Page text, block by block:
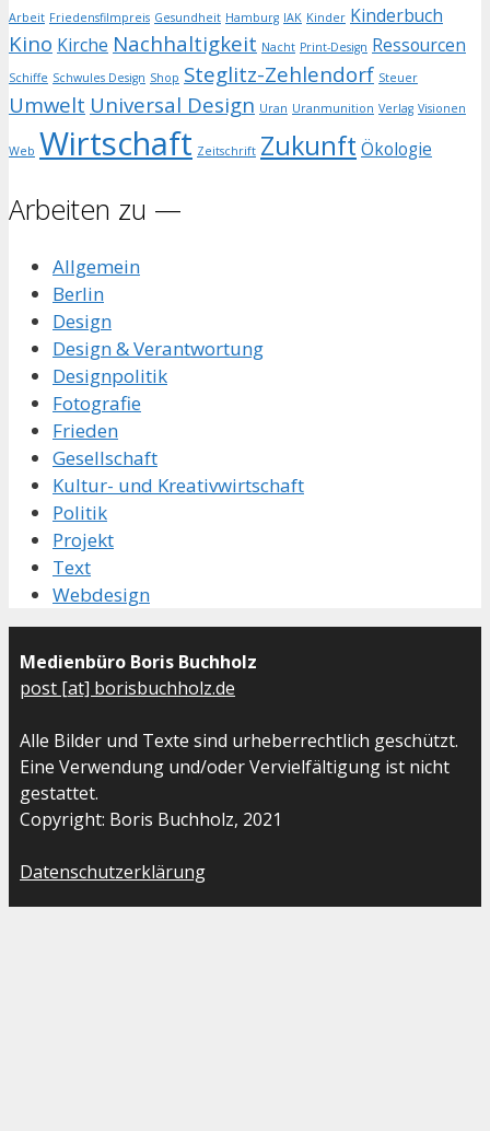
Arbeit Friedensfilmpreis Gesundheit Hamburg IAK Kinder Kinderbuch
Kino Kirche Nachhaltigkeit Nacht Print-Design Ressourcen
Schiffe Schwules Design Shop Steglitz-Zehlendorf Steuer
Umwelt Universal Design Uran Uranmunition Verlag Visionen
Web Wirtschaft Zeitschrift Zukunft Ökologie
Arbeiten zu —
Allgemein
Berlin
Design
Design & Verantwortung
Designpolitik
Fotografie
Frieden
Gesellschaft
Kultur- und Kreativwirtschaft
Politik
Projekt
Text
Webdesign
Medienbüro Boris Buchholz
post [at] borisbuchholz.de
Alle Bilder und Texte sind urheberrechtlich geschützt.
Eine Verwendung und/oder Vervielfältigung ist nicht
gestattet.
Copyright: Boris Buchholz, 2021
Datenschutzerklärung